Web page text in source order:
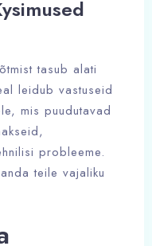
tasub alati
leidub vastuseid
mis puudutavad
probleeme.
teile vajaliku